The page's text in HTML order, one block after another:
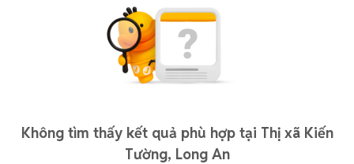
Không tìm thấy kết quả phù hợp tại Thị xã Kiến
Tường, Long An